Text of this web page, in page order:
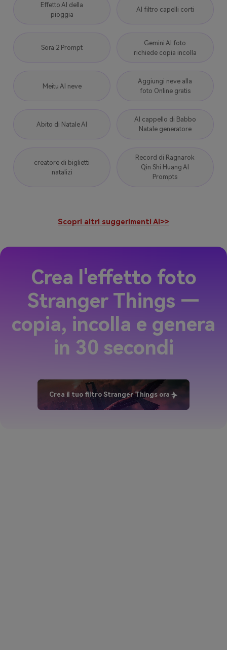
Effetto AI della
pioggia
AI filtro capelli corti
Sora 2 Prompt
Gemini AI foto
richiede copia incolla
Meitu AI neve
Aggiungi neve alla
foto Online gratis
Abito di Natale AI
AI cappello di Babbo
Natale generatore
creatore di biglietti
natalizi
Record di Ragnarok
Qin Shi Huang AI
Prompts
Scopri altri suggerimenti AI>>
Crea l'effetto foto
Stranger Things —
copia, incolla e genera
in 30 secondi
Crea il tuo filtro Stranger Things ora